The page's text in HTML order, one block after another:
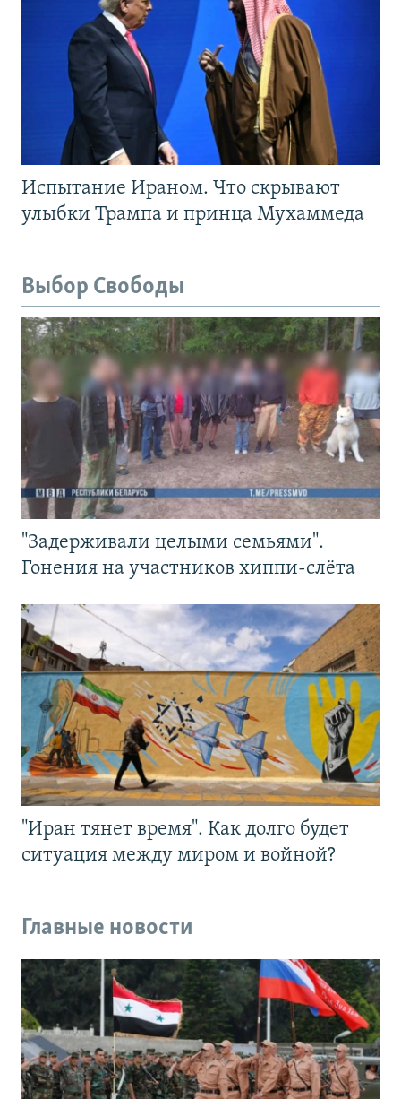
Испытание Ираном. Что скрывают
улыбки Трампа и принца Мухаммеда
Выбор Свободы
"Задерживали целыми семьями".
Гонения на участников хиппи-слёта
"Иран тянет время". Как долго будет
ситуация между миром и войной?
Главные новости